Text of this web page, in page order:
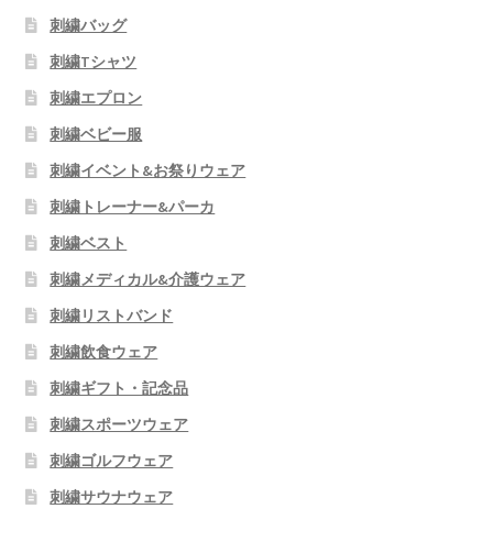
刺繍バッグ
刺繍Tシャツ
刺繍エプロン
刺繍ベビー服
刺繍イベント&お祭りウェア
刺繍トレーナー&パーカ
刺繍ベスト
刺繍メディカル&介護ウェア
刺繍リストバンド
刺繍飲食ウェア
刺繍ギフト・記念品
刺繍スポーツウェア
刺繍ゴルフウェア
刺繍サウナウェア